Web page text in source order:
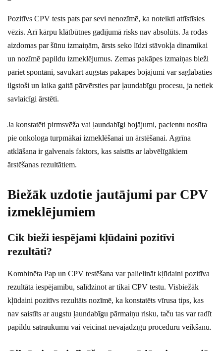
Pozitīvs CPV tests pats par sevi nenozīmē, ka noteikti attīstīsies
vēzis. Arī kārpu klātbūtnes gadījumā risks nav absolūts. Ja rodas
aizdomas par šūnu izmaiņām, ārsts seko līdzi stāvokļa dinamikai
un nozīmē papildu izmeklējumus. Zemas pakāpes izmaiņas bieži
pāriet spontāni, savukārt augstas pakāpes bojājumi var saglabāties
ilgstoši un laika gaitā pārvērsties par ļaundabīgu procesu, ja netiek
savlaicīgi ārstēti.
Ja konstatēti pirmsvēža vai ļaundabīgi bojājumi, pacientu nosūta
pie onkologa turpmākai izmeklēšanai un ārstēšanai. Agrīna
atklāšana ir galvenais faktors, kas saistīts ar labvēlīgākiem
ārstēšanas rezultātiem.
Biežāk uzdotie jautājumi par CPV
izmeklējumiem
Cik bieži iespējami kļūdaini pozitīvi
rezultāti?
Kombinēta Pap un CPV testēšana var palielināt kļūdaini pozitīva
rezultāta iespējamību, salīdzinot ar tikai CPV testu. Visbiežāk
kļūdaini pozitīvs rezultāts nozīmē, ka konstatēts vīrusa tips, kas
nav saistīts ar augstu ļaundabīgu pārmaiņu risku, taču tas var radīt
papildu satraukumu vai veicināt nevajadzīgu procedūru veikšanu.